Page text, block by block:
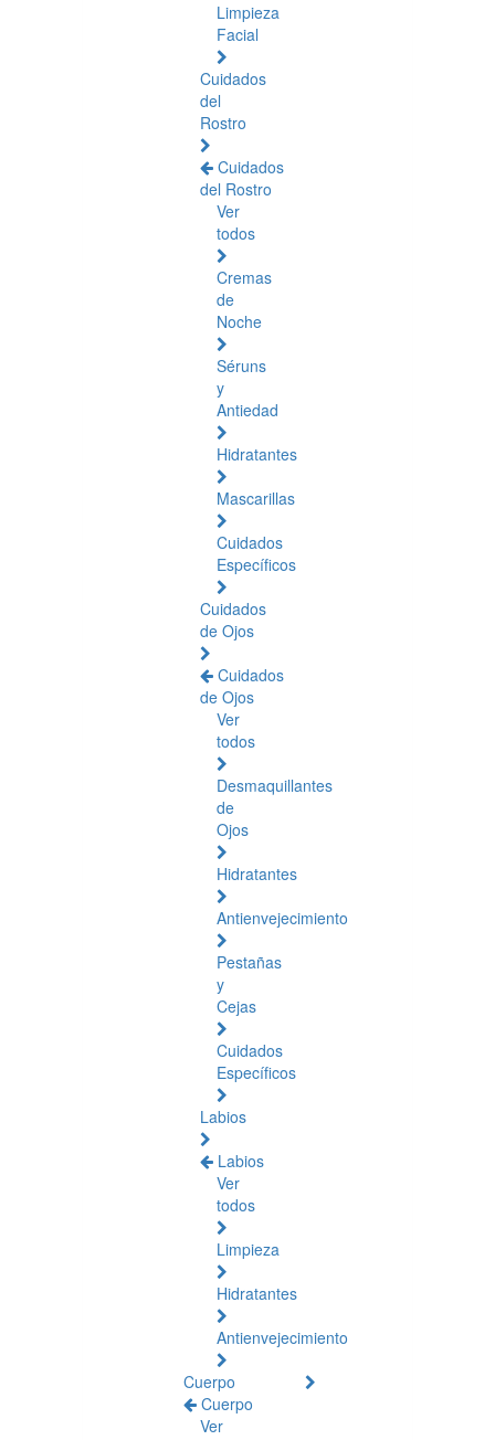
Limpieza
Facial
Cuidados
del
Rostro
Cuidados
del Rostro
Ver
todos
Cremas
de
Noche
Séruns
y
Antiedad
Hidratantes
Mascarillas
Cuidados
Específicos
Cuidados
de Ojos
Cuidados
de Ojos
Ver
todos
Desmaquillantes
de
Ojos
Hidratantes
Antienvejecimiento
Pestañas
y
Cejas
Cuidados
Específicos
Labios
Labios
Ver
todos
Limpieza
Hidratantes
Antienvejecimiento
Cuerpo
Cuerpo
Ver